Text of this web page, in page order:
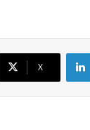
X